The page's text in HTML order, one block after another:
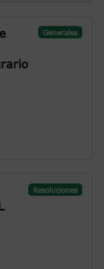
Generales
Resoluciones